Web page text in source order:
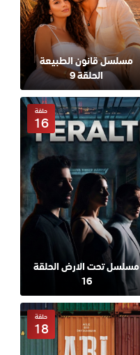
مسلسل قانون الطبيعة
الحلقة 9
مسلسل تحت الارض الحلقة
16
حلقة
16
حلقة
18